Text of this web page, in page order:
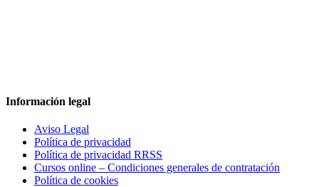
Información legal
Aviso Legal
Política de privacidad
Política de privacidad RRSS
Cursos online – Condiciones generales de contratación
Política de cookies